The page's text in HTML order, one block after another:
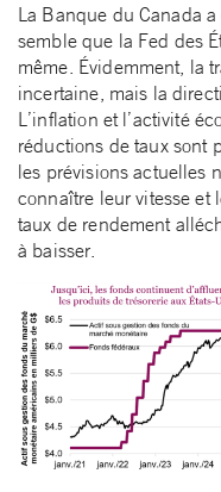
La Banque du Canada
semble que la Fed des
même. Évidemment, la
incertaine, mais la
L’inflation et l’activité
réductions de taux sont
les prévisions actuelles
connaître leur vitesse et
taux de rendement
à baisser.